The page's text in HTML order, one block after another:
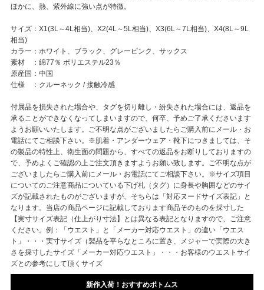
ほかに、熱、紫外線に強い点が特徴。
サイズ：X1(3L～4L相当)、X2(4L～5L相当)、X3(6L～7L相当)、X4(8L～9L
相当)
カラー：ホワイト、ブラック、グレーピンク、サックス
素材 ：綿77％ ポリエステル23％
原産国：中国
仕様 ：クルーネック / 接触冷感
付属品を損失された場合や、タグを切り離し・紛失された場合には、返品を
承ることができなくなってしまいますので、何卒、予めご了承くださいます
ようお願いいたします。ご不明な点がございましたらご購入前にメール・お
電話にてご相談下さい。 ※肌着・アンダーウェア・靴下につきましては、そ
の製品の特性上、衛生面の問題から、すべての返品をお断りしておりますの
で、予めよくご確認の上ご注文頂きますようお願い致します。ご不明な点が
ございましたらご購入前にメール・お電話にてご相談下さい。 ※サイズ項目
についてのご注意商品についている下げ札（タグ）に身長や胸囲などのサイ
ズが記載されたものがございますが、そちらは「対応ヌードサイズ表記」と
なります。当店の商品ページに記載しております商品そのものを採寸した
【実寸サイズ表記（仕上がり寸法】とは異なる表記となりますので、ご注意
ください。 例：「ウエスト」と「メーカー対応ウエスト」の違い 「ウエス
ト」・・・実寸サイズ（製品を平らなところに置き、メジャーで実際の大き
さを採寸したサイズ 「メーカー対応ウエスト」・・・お客様のウエストサイ
ズとの参考にして頂くサイズ
新作入荷！おすすめボトムス